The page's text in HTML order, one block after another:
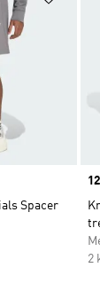
Spacer
2